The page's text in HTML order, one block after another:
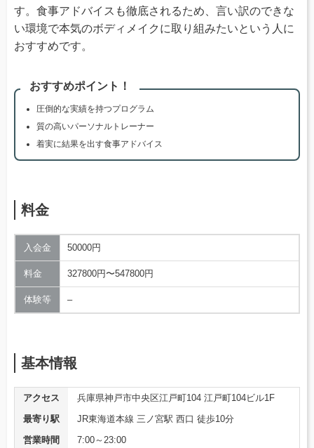
す。食事アドバイスも徹底されるため、言い訳のできな
い環境で本気のボディメイクに取り組みたいという人に
おすすめです。
おすすめポイント！
圧倒的な実績を持つプログラム
質の高いパーソナルトレーナー
着実に結果を出す食事アドバイス
料金
入会金 50000円
料金 327800円〜547800円
体験等 –
基本情報
アクセス
兵庫県神戸市中央区江戸町104 江戸町104ビル1F
最寄り駅
JR東海道本線 三ノ宮駅 西口 徒歩10分
営業時間
7:00～23:00